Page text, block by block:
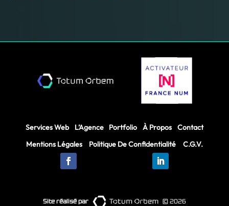
Services Web L’Agence Portfolio À Propos
Contact
Mentions Légales
Politique De Confidentialité C.G.V.
Site réalisé par © 2026